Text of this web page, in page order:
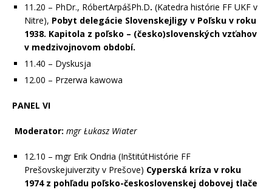
11.20 – PhDr., RóbertArpášPh.D. (Katedra histórie FF UKF v
Nitre), Pobyt delegácie Slovenskejligy v Poľsku v roku
1938. Kapitola z poľsko – (česko)slovenských vzťahov
v medzivojnovom období.
11.40 – Dyskusja
12.00 – Przerwa kawowa
PANEL VI
Moderator: mgr Łukasz Wiater
12.10 – mgr Erik Ondria (InštitútHistórie FF
Prešovskejuiverzity v Prešove) Cyperská kríza v roku
1974 z pohľadu poľsko-československej dobovej tlače